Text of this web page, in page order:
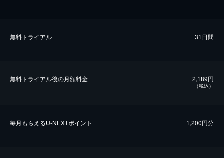
無料トライアル 31日間
無料トライアル後の⽉額料金 2,189円
（税込）
毎⽉もらえるU-NEXTポイント 1,200円分